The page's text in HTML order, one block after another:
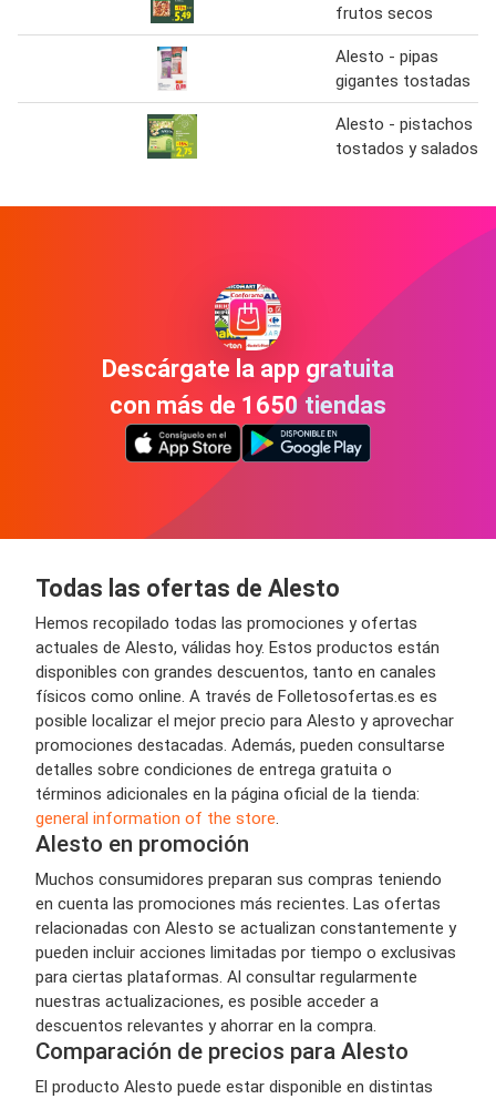
frutos secos
Alesto - pipas
gigantes tostadas
Alesto - pistachos
tostados y salados
Descárgate la app gratuita
con más de 1650 tiendas
Todas las ofertas de Alesto
Hemos recopilado todas las promociones y ofertas
actuales de Alesto, válidas hoy. Estos productos están
disponibles con grandes descuentos, tanto en canales
físicos como online. A través de Folletosofertas.es es
posible localizar el mejor precio para Alesto y aprovechar
promociones destacadas. Además, pueden consultarse
detalles sobre condiciones de entrega gratuita o
términos adicionales en la página oficial de la tienda:
general information of the store.
Alesto en promoción
Muchos consumidores preparan sus compras teniendo
en cuenta las promociones más recientes. Las ofertas
relacionadas con Alesto se actualizan constantemente y
pueden incluir acciones limitadas por tiempo o exclusivas
para ciertas plataformas. Al consultar regularmente
nuestras actualizaciones, es posible acceder a
descuentos relevantes y ahorrar en la compra.
Comparación de precios para Alesto
El producto Alesto puede estar disponible en distintas